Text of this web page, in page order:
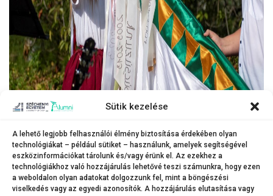
Sütik kezelése
A lehető legjobb felhasználói élmény biztosítása érdekében olyan
technológiákat – például sütiket – használunk, amelyek segítségével
eszközinformációkat tárolunk és/vagy érünk el. Az ezekhez a
technológiákhoz való hozzájárulás lehetővé teszi számunkra, hogy ezen
a weboldalon olyan adatokat dolgozzunk fel, mint a böngészési
viselkedés vagy az egyedi azonosítók. A hozzájárulás elutasítása vagy
A tanévnyitó ünnepi pillanata volt, amikor az egyetem fenntartóvá válására
emlékező szalag felkerült az iskola zászlajára.
(Fotó: Dudás Máté)